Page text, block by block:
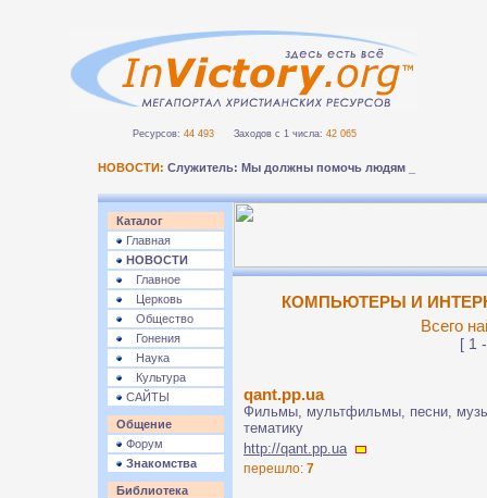
Ресурсов: 44 493 Заходов с 1 числа: 42 065
НОВОСТИ: Служитель: Мы должны помочь людям безопасно-
Каталог
Главная
НОВОСТИ
Главное
Церковь
Общество
Гонения
Наука
Культура
САЙТЫ
Общение
Форум
Знакомства
Библиотека
КОМПЬЮТЕРЫ И
Всего
[ 1
qant.pp.ua
Фильмы, мультфильмы, песни,
тематику
http://qant.pp.ua
перешло: 7